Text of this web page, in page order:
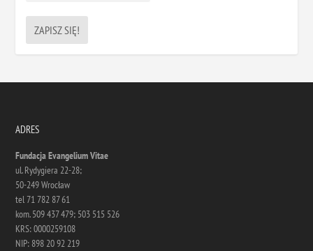
ADRES
Fundacja Evangelium Vitae
ul. Rydygiera 22-28;
50-249 Wrocław
tel 71 782 87 61
kom. 509 437 479; 503 515 526
KRS: 0000259108
NIP: 898 20 92 219